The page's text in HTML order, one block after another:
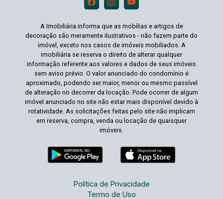
A Imobiliária informa que as mobílias e artigos de
decoração são meramente ilustrativos - não fazem parte do
imóvel, exceto nos casos de imóveis mobiliados. A
imobiliária se reserva o direito de alterar qualquer
informação referente aos valores e dados de seus imóveis
sem aviso prévio. O valor anunciado do condomínio é
aproximado, podendo ser maior, menor ou mesmo passível
de alteração no decorrer da locação. Pode ocorrer de algum
imóvel anunciado no site não estar mais disponível devido à
rotatividade. As solicitações feitas pelo site não implicam
em reserva, compra, venda ou locação de quaisquer
imóveis.
Política de Privacidade
Termo de Uso